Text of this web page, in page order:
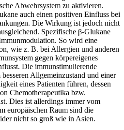
Abwehrsystem zu aktivieren.
auch einen positiven Einfluss bei
Die Wirkung ist jedoch nicht
Spezifische β-Glukane
So wird eine
wie z. B. bei Allergien und anderen
gegen körpereigenes
Die immunstimulierende
Allgemeinzustand und einer
eines Patienten führen, dessen
Chemotherapeutika bzw.
Dies ist allerdings immer vom
europäischen Raum sind die
nicht so groß wie in Asien.